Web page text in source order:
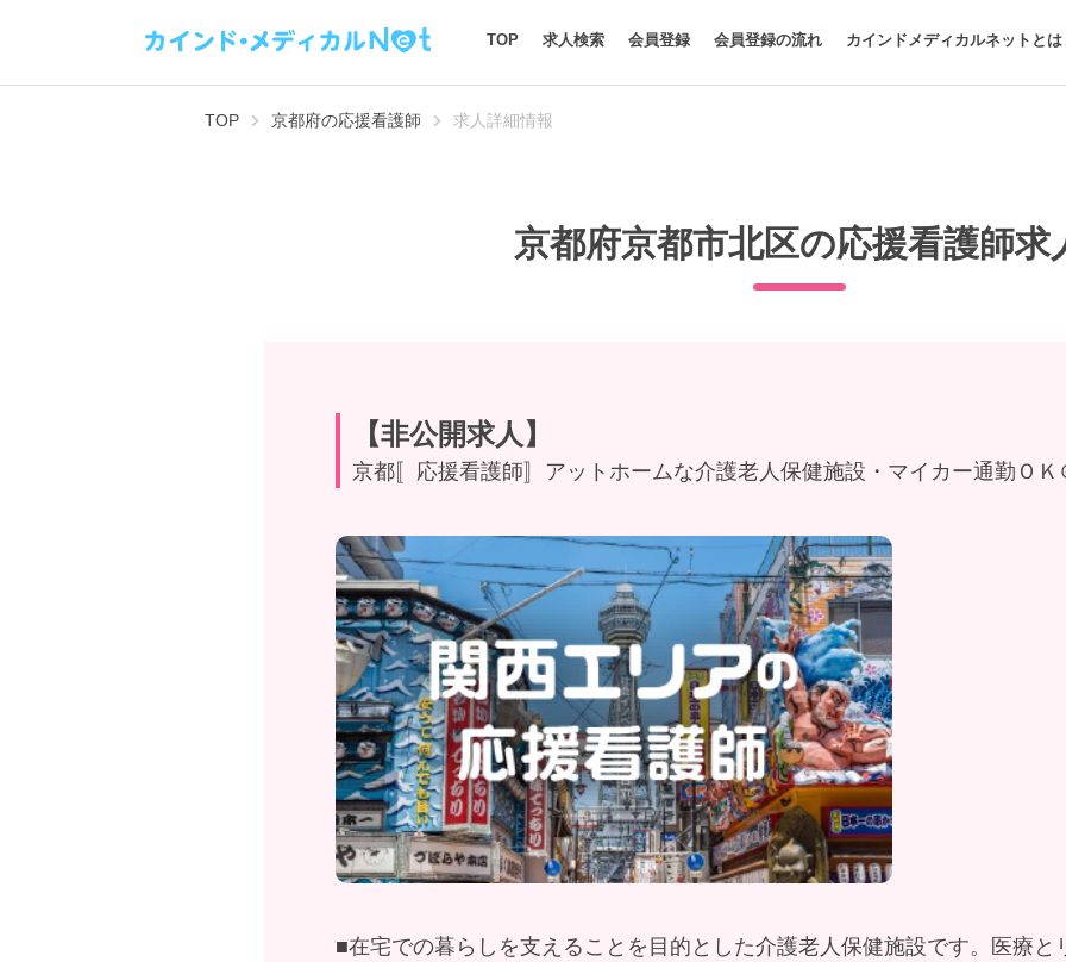
TOP 求人検索 会員登録 会員登録の流れ カインドメディカルネットとは
TOP 京都府の応援看護師 求人詳細情報
京都府京都市北区の応援看護師求
【非公開求人】
京都〚応援看護師〛アットホームな介護老人保健施設・マイカー通勤ＯＫ
■在宅での暮らしを支えることを目的とした介護老人保健施設です。医療と